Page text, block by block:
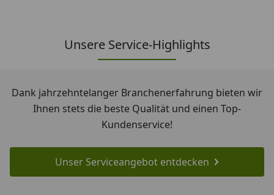
Unsere Service-Highlights
Dank jahrzehntelanger Branchenerfahrung bieten wir
Ihnen stets die beste Qualität und einen Top-
Kundenservice!
Unser Serviceangebot entdecken